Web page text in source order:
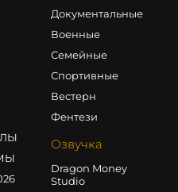
Документальные
Военные
Семейные
Спортивные
Вестерн
Фентези
Озвучка
Dragon Money
Studio